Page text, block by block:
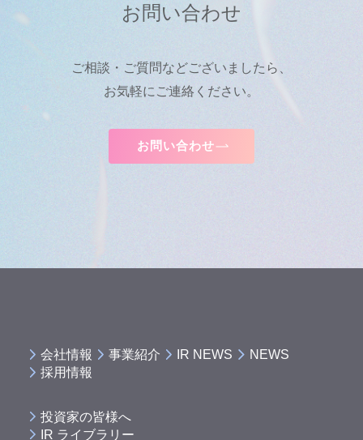
お問い合わせ
ご相談・ご質問などございましたら、
お気軽にご連絡ください。
お問い合わせ
会社情報 事業紹介 IR NEWS
NEWS
採用情報
投資家の皆様へ
IR ライブラリー